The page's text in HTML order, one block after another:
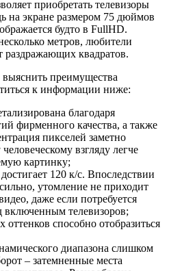
способно отобразиться
диапазона слишком
– затемненные места
отчетливее. Разнообразие
коснулось – звук стал в разы
UltraHD предусмотрен
какое 4К нам
были бы способны
мир домашних развлекательных
разработчикам не
мнение о едином пространстве
Link Dir-320